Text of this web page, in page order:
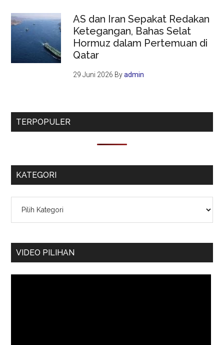
AS dan Iran Sepakat Redakan
Ketegangan, Bahas Selat
Hormuz dalam Pertemuan di
Qatar
29 Juni 2026 Byadmin
TERPOPULER
KATEGORI
VIDEO PILIHAN